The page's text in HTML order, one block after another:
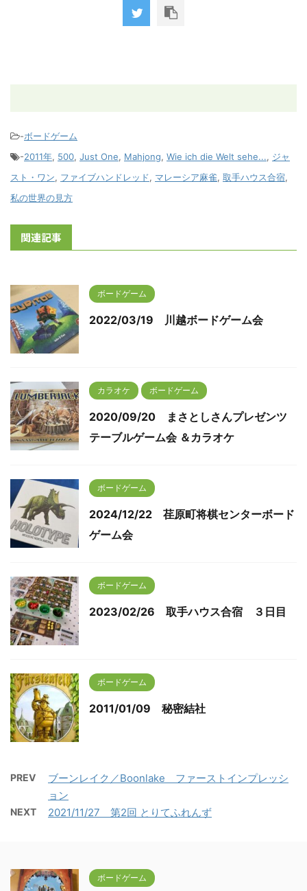
-ボードゲーム
-2011年, 500, Just One, Mahjong, Wie ich die Welt sehe..., ジャ
スト・ワン, ファイブハンドレッド, マレーシア麻雀, 取手ハウス合宿,
私の世界の見方
関連記事
ボードゲーム
2022/03/19 川越ボードゲーム会
カラオケ ボードゲーム
2020/09/20 まさとしさんプレゼンツ
テーブルゲーム会 ＆カラオケ
ボードゲーム
2024/12/22 荏原町将棋センターボード
ゲーム会
ボードゲーム
2023/02/26 取手ハウス合宿 ３日目
ボードゲーム
2011/01/09 秘密結社
PREV
ブーンレイク／Boonlake ファーストインプレッシ
ョン
NEXT 2021/11/27 第2回 とりてふれんず
ボードゲーム